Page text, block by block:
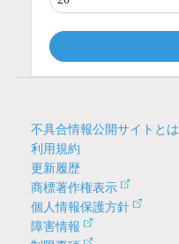
不具合情報公開サイトとは
利用規約
更新履歴
商標著作権表示
個人情報保護方針
障害情報